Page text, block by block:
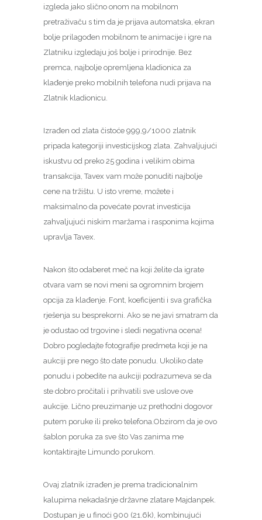
izgleda jako slično onom na mobilnom
pretraživaču s tim da je prijava automatska, ekran
bolje prilagođen mobilnom te animacije i igre na
Zlatniku izgledaju još bolje i prirodnije. Bez
premca, najbolje opremljena kladionica za
klađenje preko mobilnih telefona nudi prijava na
Zlatnik kladionicu.
Izrađen od zlata čistoće 999,9/1000 zlatnik
pripada kategoriji investicijskog zlata. Zahvaljujući
iskustvu od preko 25 godina i velikim obima
transakcija, Tavex vam može ponuditi najbolje
cene na tržištu. U isto vreme, možete i
maksimalno da povećate povrat investicija
zahvaljujući niskim maržama i rasponima kojima
upravlja Tavex.
Nakon što odaberet meč na koji želite da igrate
otvara vam se novi meni sa ogromnim brojem
opcija za klađenje. Font, koeficijenti i sva grafička
rješenja su besprekorni. Ako se ne javi smatram da
je odustao od trgovine i sledi negativna ocena!
Dobro pogledajte fotografije predmeta koji je na
aukciji pre nego što date ponudu. Ukoliko date
ponudu i pobedite na aukciji podrazumeva se da
ste dobro pročitali i prihvatili sve uslove ove
aukcije. Lično preuzimanje uz prethodni dogovor
putem poruke ili preko telefona.Obzirom da je ovo
šablon poruka za sve što Vas zanima me
kontaktirajte Limundo porukom.
Ovaj zlatnik izrađen je prema tradicionalnim
kalupima nekadašnje državne zlatare Majdanpek.
Dostupan je u finoći 900 (21.6k), kombinujući